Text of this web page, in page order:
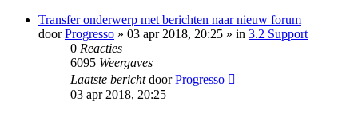
Transfer onderwerp met berichten naar nieuw forum
doorProgresso » 03 apr 2018, 20:25 » in 3.2 Support
0 Reacties
6095 Weergaves
Laatste berichtdoorProgresso
03 apr 2018, 20:25